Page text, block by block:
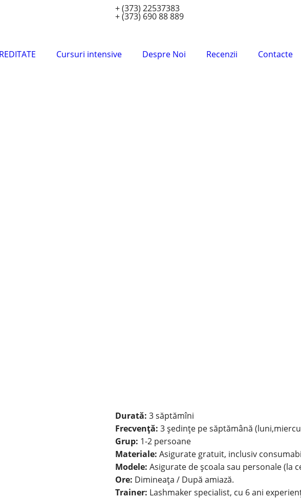
+ (373) 22537383
+ (373) 690 88 889
Cursuri intensive Despre Noi Recenzii Contacte
Durată: 3 săptămîni
Frecvență: 3 ședințe pe săptămână
Grup: 1-2 persoane
Materiale: Asigurate gratuit, inclusiv
Modele: Asigurate de școala sau personale (la
Ore: Dimineața / După amiază.
Trainer: Lashmaker specialist, cu 6 ani